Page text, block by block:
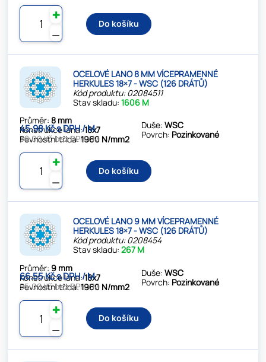
⚊
✚
Do košíku
OCELOVÉ LANO 8 MM VÍCEPRAMENNÉ
HERKULES 18×7 - WSC (126 DRÁTŮ)
Kód produktu: 02084511
Stav skladu:1606 M
Průměr:8 mm
Konstrukce lana:18x7
Pevnostní třída:1960 N/mm2
Duše:WSC
Povrch: Pozinkované
45.98 Kč s DPH / M
38.00 Kč bez DPH / M
⚊
✚
Do košíku
OCELOVÉ LANO 9 MM VÍCEPRAMENNÉ
HERKULES 18×7 - WSC (126 DRÁTŮ)
Kód produktu: 0208454
Stav skladu:267 M
Průměr: 9 mm
Konstrukce lana:18x7
Pevnostní třída:1960 N/mm2
Duše:WSC
Povrch: Pozinkované
66.55 Kč s DPH / M
55.00 Kč bez DPH / M
⚊
✚
Do košíku